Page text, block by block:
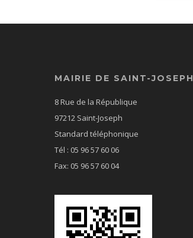
MAIRIE DE SAINT-JOSEPH
8 Rue de la République
97212 Saint-Joseph
Standard téléphonique
Tél : 05 96 57 60 06
Fax: 05 96 57 60 04